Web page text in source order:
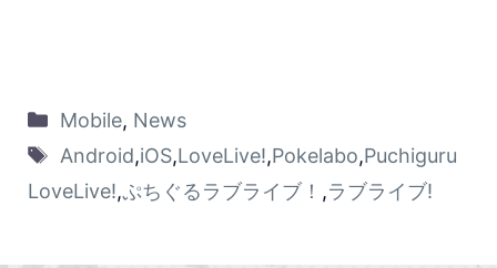
Mobile, News
Android,iOS,LoveLive!,Pokelabo,Puchiguru
LoveLive!,ぷちぐるラブライブ！ ,ラブライブ!